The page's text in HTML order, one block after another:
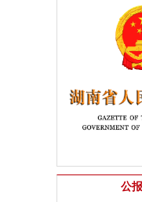
公